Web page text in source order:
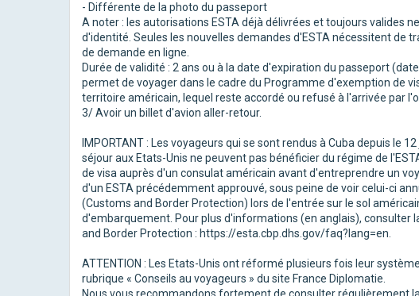
- Différente de la photo du passeport
A noter : les autorisations ESTA déjà délivrées et toujours valides
d'identité. Seules les nouvelles demandes d'ESTA nécessitent de
de demande en ligne.
Durée de validité : 2 ans ou à la date d'expiration du passeport
permet de voyager dans le cadre du Programme d'exemption de
territoire américain, lequel reste accordé ou refusé à l'arrivée par
3/ Avoir un billet d'avion aller-retour.
IMPORTANT : Les voyageurs qui se sont rendus à Cuba depuis le
séjour aux Etats-Unis ne peuvent pas bénéficier du régime de
de visa auprès d'un consulat américain avant d'entreprendre un
d'un ESTA précédemment approuvé, sous peine de voir celui-ci
(Customs and Border Protection) lors de l'entrée sur le sol
d'embarquement. Pour plus d'informations (en anglais), consulter
and Border Protection : https://esta.cbp.dhs.gov/faq?lang=en.
ATTENTION : Les Etats-Unis ont réformé plusieurs fois leur
rubrique « Conseils au voyageurs » du site France Diplomatie.